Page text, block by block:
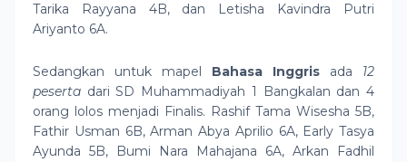
Tarika Rayyana 4B, dan Letisha Kavindra Putri
Ariyanto 6A.
Sedangkan untuk mapel Bahasa Inggris ada 12
peserta dari SD Muhammadiyah 1 Bangkalan dan 4
orang lolos menjadi Finalis. Rashif Tama Wisesha 5B,
Fathir Usman 6B, Arman Abya Aprilio 6A, Early Tasya
Ayunda 5B, Bumi Nara Mahajana 6A, Arkan Fadhil